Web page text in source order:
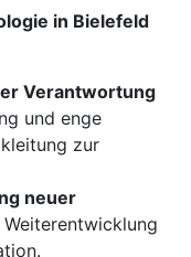
in Bielefeld
Verantwortung
und enge
zur
neuer
Weiterentwicklung